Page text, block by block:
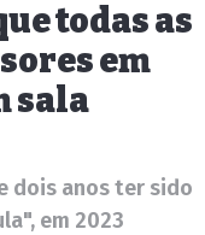
todas as
em
sala
dois anos ter sido
em 2023